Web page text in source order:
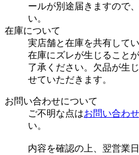
ールが別途届きますので
い。
在庫について
実店舗と在庫を共有して
在庫にズレが生じること
了承ください。欠品が生
せていただきます。
お問い合わせについて
ご不明な点はお問い合わ
い。
内容を確認の上、翌営業